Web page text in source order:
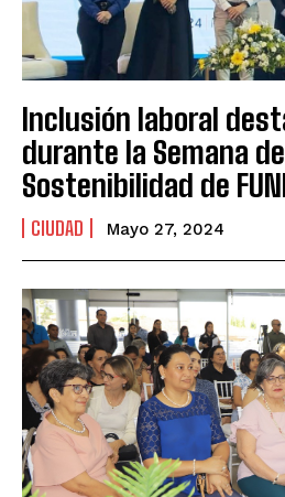
Inclusión laboral
durante la Semana
Sostenibilidad de
CIUDAD Mayo 27, 2024